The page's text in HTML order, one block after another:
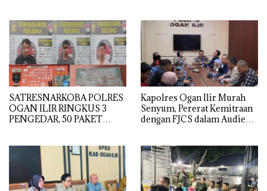
Provinsi
SATRESNARKOBA POLRES
OGAN ILIR RINGKUS 3
PENGEDAR, 50 PAKET
Kapolres Ogan Ilir Murah
Senyum, Pererat Kemitraan
dengan FJCS dalam Audiensi